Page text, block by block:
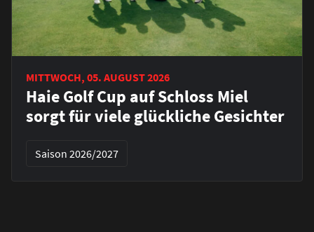
MITTWOCH, 05. AUGUST 2026
Haie Golf Cup auf Schloss Miel
sorgt für viele glückliche Gesichter
Saison 2026/2027